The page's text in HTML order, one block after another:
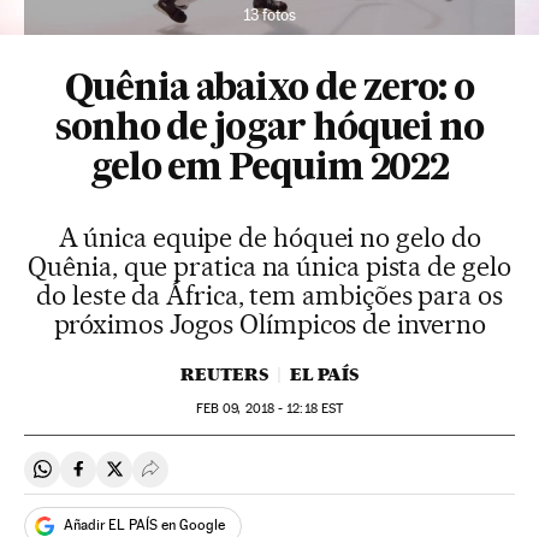
13 fotos
Quênia abaixo de zero: o
sonho de jogar hóquei no
gelo em Pequim 2022
A única equipe de hóquei no gelo do
Quênia, que pratica na única pista de gelo
do leste da África, tem ambições para os
próximos Jogos Olímpicos de inverno
REUTERS EL PAÍS
FEB 09, 2018 - 12:18EST
Compartir en Whatsapp
Compartir en Facebook
Compartir en Twitter
Desplegar Redes Sociales
Añadir EL PAÍS en Google